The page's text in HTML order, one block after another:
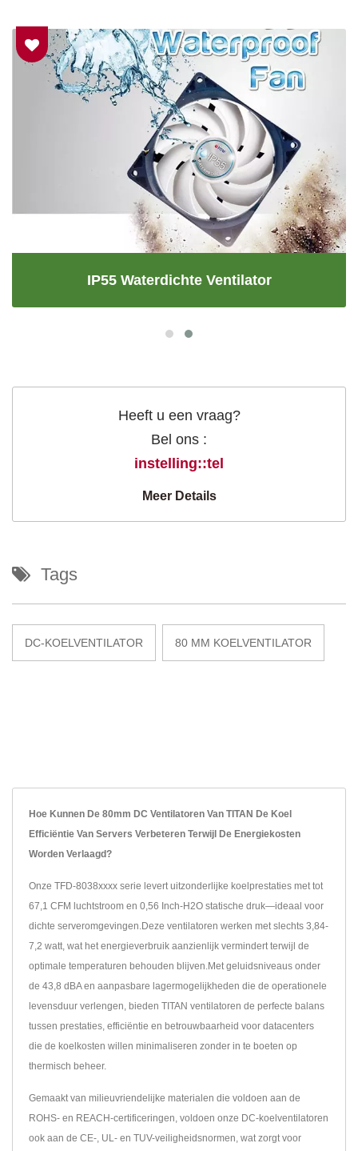
IP55 Waterdichte Ventilator
Heeft u een vraag?
Bel ons :
instelling::tel
Meer Details
Tags
DC-KOELVENTILATOR 80 MM KOELVENTILATOR
Hoe Kunnen De 80mm DC Ventilatoren Van TITAN De Koel
Efficiëntie Van Servers Verbeteren Terwijl De Energiekosten
Worden Verlaagd?
Onze TFD-8038xxxx serie levert uitzonderlijke koelprestaties met tot
67,1 CFM luchtstroom en 0,56 Inch-H2O statische druk—ideaal voor
dichte serveromgevingen.Deze ventilatoren werken met slechts 3,84-
7,2 watt, wat het energieverbruik aanzienlijk vermindert terwijl de
optimale temperaturen behouden blijven.Met geluidsniveaus onder
de 43,8 dBA en aanpasbare lagermogelijkheden die de operationele
levensduur verlengen, bieden TITAN ventilatoren de perfecte balans
tussen prestaties, efficiëntie en betrouwbaarheid voor datacenters
die de koelkosten willen minimaliseren zonder in te boeten op
thermisch beheer.
Gemaakt van milieuvriendelijke materialen die voldoen aan de
ROHS- en REACH-certificeringen, voldoen onze DC-koelventilatoren
ook aan de CE-, UL- en TUV-veiligheidsnormen, wat zorgt voor